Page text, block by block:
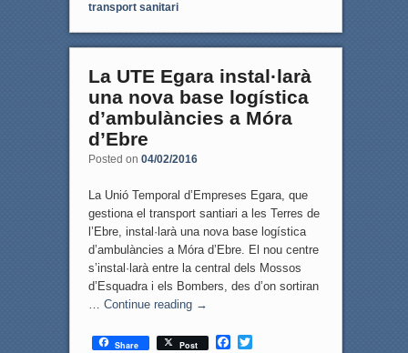
transport sanitari
La UTE Egara instal·larà
una nova base logística
d’ambulàncies a Móra
d’Ebre
Posted on 04/02/2016
La Unió Temporal d’Empreses Egara, que
gestiona el transport santiari a les Terres de
l’Ebre, instal·larà una nova base logística
d’ambulàncies a Móra d’Ebre. El nou centre
s’instal·larà entre la central dels Mossos
d’Esquadra i els Bombers, des d’on sortiran
… Continue reading →
Share Post
F
T